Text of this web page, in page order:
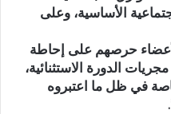
الأساسية، وعلى
حرصهم على إحاطة
الدورة الاستثنائية،
في ظل ما اعتبروه